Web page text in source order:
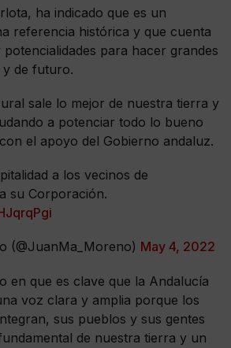
ha indicado que es un
referencia histórica y que cuenta
para hacer grandes
y de futuro.
sale lo mejor de nuestra tierra y
a potenciar todo lo bueno
el apoyo del Gobierno andaluz.
a los vecinos de
su Corporación.
(@JuanMa_Moreno) May 4, 2022
en que es clave que la Andalucía
voz clara y amplia porque los
sus pueblos y sus gentes
de nuestra tierra y un